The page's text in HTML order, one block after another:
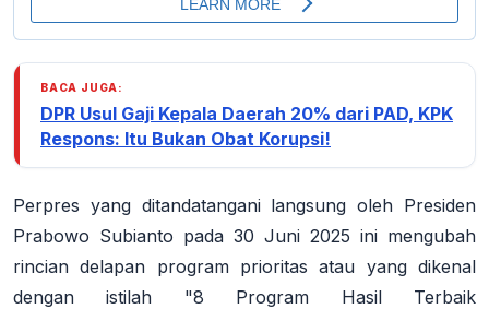
BACA JUGA:
DPR Usul Gaji Kepala Daerah 20% dari PAD, KPK
Respons: Itu Bukan Obat Korupsi!
Perpres yang ditandatangani langsung oleh Presiden
Prabowo Subianto pada 30 Juni 2025 ini mengubah
rincian delapan program prioritas atau yang dikenal
dengan istilah "8 Program Hasil Terbaik